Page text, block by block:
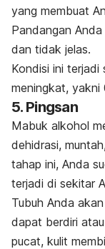
yang membuat
Pandangan
dan tidak jelas.
Kondisi ini terjadi
meningkat, yakni
5. Pingsan
Mabuk alkohol
dehidrasi,
tahap ini, Anda
terjadi di sekitar
Tubuh Anda
dapat berdiri
pucat, kulit